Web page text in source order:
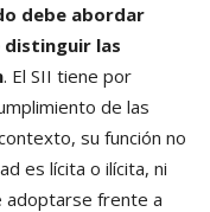
debe abordar
las
. El SII tiene por
de las
su función no
es lícita o ilícita, ni
adoptarse frente a